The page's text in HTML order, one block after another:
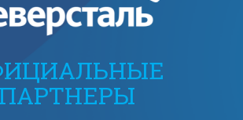
ПАРТНЕРЫ